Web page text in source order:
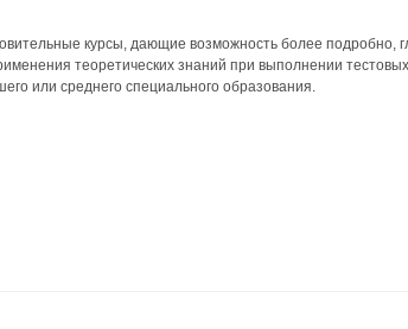
курсы, дающие возможность более подробно,
теоретических знаний при выполнении
или среднего специального образования.